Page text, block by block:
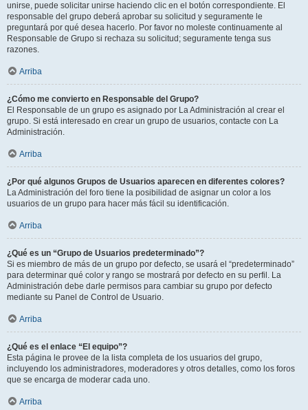
unirse, puede solicitar unirse haciendo clic en el botón correspondiente. El
responsable del grupo deberá aprobar su solicitud y seguramente le
preguntará por qué desea hacerlo. Por favor no moleste continuamente al
Responsable de Grupo si rechaza su solicitud; seguramente tenga sus
razones.
Arriba
¿Cómo me convierto en Responsable del Grupo?
El Responsable de un grupo es asignado por La Administración al crear el
grupo. Si está interesado en crear un grupo de usuarios, contacte con La
Administración.
Arriba
¿Por qué algunos Grupos de Usuarios aparecen en diferentes colores?
La Administración del foro tiene la posibilidad de asignar un color a los
usuarios de un grupo para hacer más fácil su identificación.
Arriba
¿Qué es un “Grupo de Usuarios predeterminado”?
Si es miembro de más de un grupo por defecto, se usará el “predeterminado”
para determinar qué color y rango se mostrará por defecto en su perfil. La
Administración debe darle permisos para cambiar su grupo por defecto
mediante su Panel de Control de Usuario.
Arriba
¿Qué es el enlace “El equipo”?
Esta página le provee de la lista completa de los usuarios del grupo,
incluyendo los administradores, moderadores y otros detalles, como los foros
que se encarga de moderar cada uno.
Arriba